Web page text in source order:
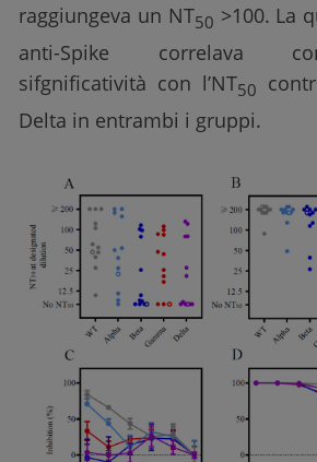
raggiungeva un NT50 >100. La
anti-Spike correlava
sifgnificatività con l’NT50
Delta in entrambi i gruppi.